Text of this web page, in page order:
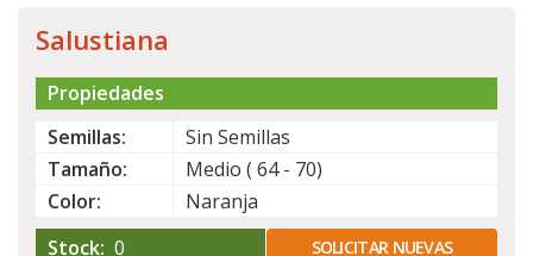
Salustiana
Propiedades
Semillas:
Sin Semillas
Tamaño:
Medio ( 64 - 70)
Color:
Naranja
Stock: 0 SOLICITAR NUEVAS